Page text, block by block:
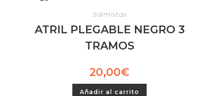
Salmistas
ATRIL PLEGABLE NEGRO 3
TRAMOS
20,00€
Añadir al carrito